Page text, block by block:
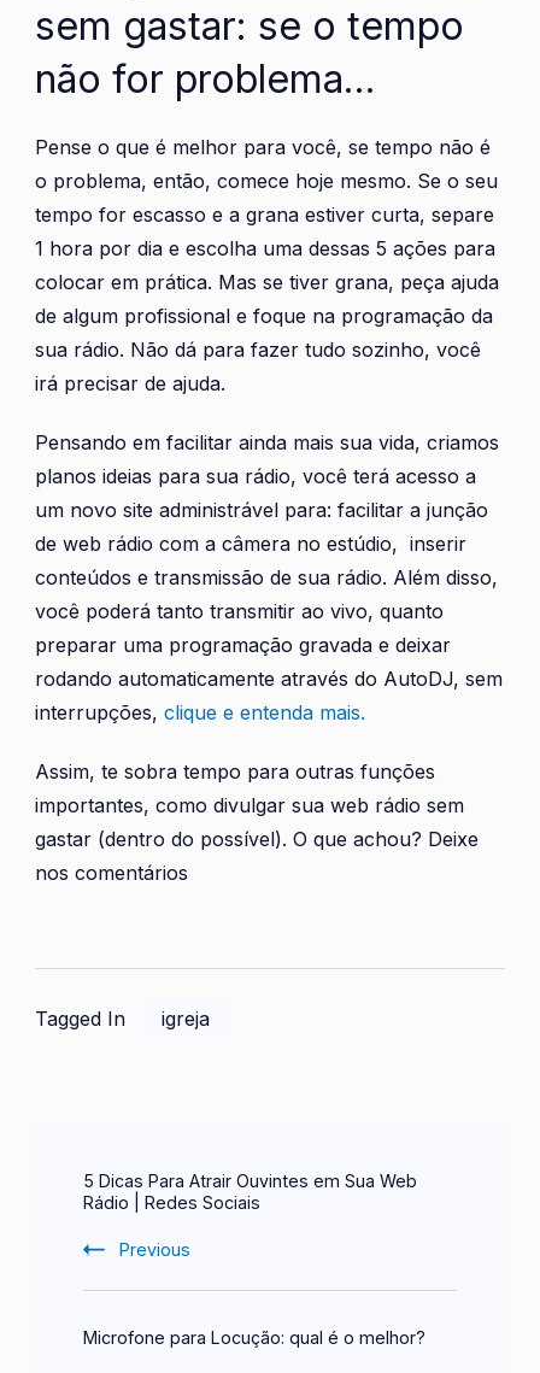
sem gastar: se o tempo
não for problema…
Pense o que é melhor para você, se tempo não é
o problema, então, comece hoje mesmo. Se o seu
tempo for escasso e a grana estiver curta, separe
1 hora por dia e escolha uma dessas 5 ações para
colocar em prática. Mas se tiver grana, peça ajuda
de algum profissional e foque na programação da
sua rádio. Não dá para fazer tudo sozinho, você
irá precisar de ajuda.
Pensando em facilitar ainda mais sua vida, criamos
planos ideias para sua rádio, você terá acesso a
um novo site administrável para: facilitar a junção
de web rádio com a câmera no estúdio, inserir
conteúdos e transmissão de sua rádio. Além disso,
você poderá tanto transmitir ao vivo, quanto
preparar uma programação gravada e deixar
rodando automaticamente através do AutoDJ, sem
interrupções, clique e entenda mais.
Assim, te sobra tempo para outras funções
importantes, como divulgar sua web rádio sem
gastar (dentro do possível). O que achou? Deixe
nos comentários
Tagged In igreja
Navigation
5 Dicas Para Atrair Ouvintes em Sua Web
Rádio | Redes Sociais
Previous
Microfone para Locução: qual é o melhor?